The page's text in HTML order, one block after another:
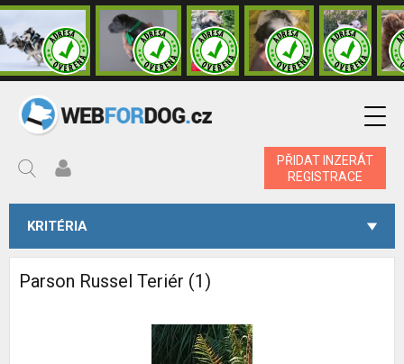
PŘIDAT INZERÁT
REGISTRACE
KRITÉRIA
Parson Russel Teriér (1)